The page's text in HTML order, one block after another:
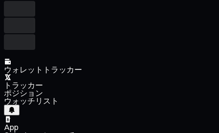
ウォレットトラッカー
トラッカー
ポジション
ウォッチリスト
App